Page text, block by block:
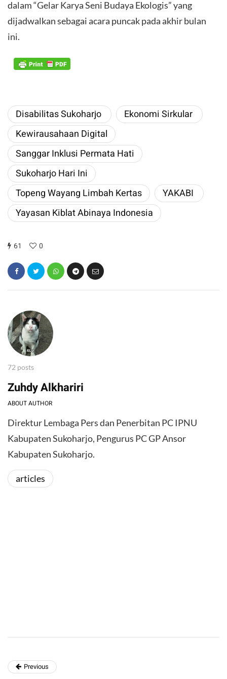
dalam “Gelar Karya Seni Budaya Ekologis” yang
dijadwalkan sebagai acara puncak pada akhir bulan
ini.
​Disabilitas Sukoharjo ​
​Ekonomi Sirkular ​
​Kewirausahaan Digital
​Sanggar Inklusi Permata Hati
​Sukoharjo Hari Ini
​Topeng Wayang Limbah Kertas
​YAKABI ​
Yayasan Kiblat Abinaya Indonesia
61 0
72 posts
Zuhdy Alkhariri
ABOUT AUTHOR
Direktur Lembaga Pers dan Penerbitan PC IPNU
Kabupaten Sukoharjo, Pengurus PC GP Ansor
Kabupaten Sukoharjo.
articles
Previous